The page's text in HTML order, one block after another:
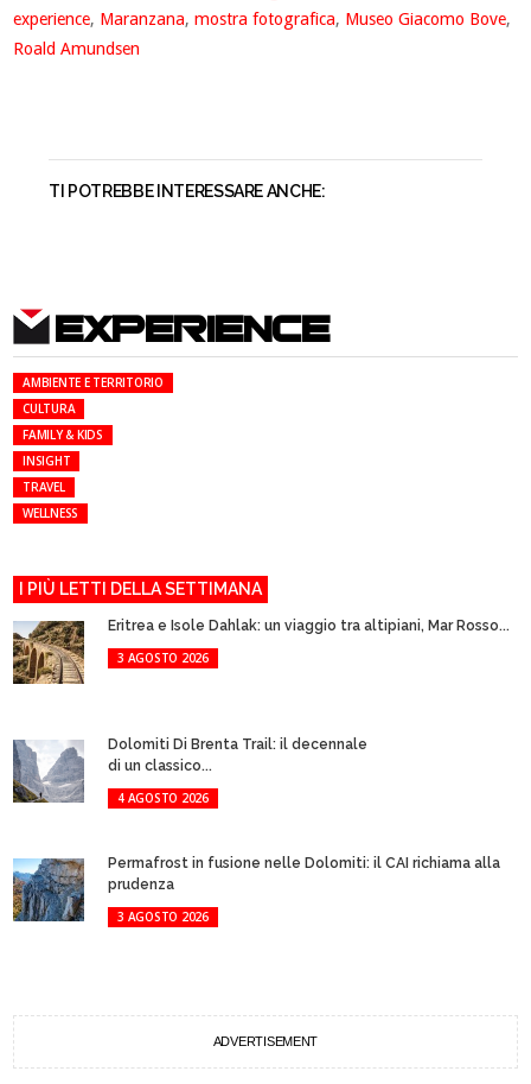
experience, Maranzana,mostra fotografica, Museo Giacomo Bove,
Roald Amundsen
TI POTREBBE INTERESSARE ANCHE:
EXPERIENCE
AMBIENTE E TERRITORIO
CULTURA
FAMILY & KIDS
INSIGHT
TRAVEL
WELLNESS
I PIÙ LETTI DELLA SETTIMANA
Eritrea e Isole Dahlak: un viaggio tra altipiani, Mar Rosso...
3 AGOSTO 2026
Dolomiti Di Brenta Trail: il decennale
di un classico...
4 AGOSTO 2026
Permafrost in fusione nelle Dolomiti: il CAI richiama alla
prudenza
3 AGOSTO 2026
ADVERTISEMENT